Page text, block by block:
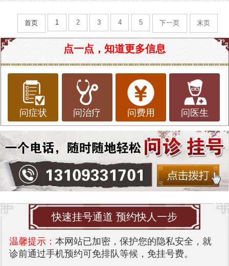
首页 1 2 3 4 5 下一页 末页
点一点，知道更多信息
问症状 问治疗 问费用 问医生
快速挂号通道 预约快人一步
温馨提示： 本网站已加密，保护您的隐私安全，就
诊前通过手机预约可免排队等候，免挂号费。